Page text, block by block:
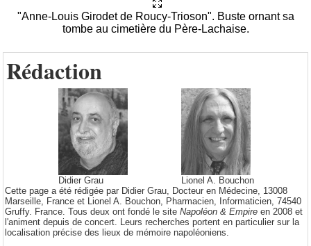
"Anne-Louis Girodet de Roucy-Trioson". Buste ornant sa
tombe au cimetière du Père-Lachaise.
Rédaction
Didier Grau
Lionel A. Bouchon
Cette page a été rédigée par Didier Grau, Docteur en Médecine, 13008
Marseille, France et Lionel A. Bouchon, Pharmacien, Informaticien, 74540
Gruffy. France. Tous deux ont fondé le site Napoléon & Empire en 2008 et
l'animent depuis de concert. Leurs recherches portent en particulier sur la
localisation précise des lieux de mémoire napoléoniens.